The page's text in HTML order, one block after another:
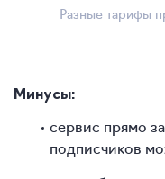
Разные тарифы
Минусы:
сервис прямо
подписчиков